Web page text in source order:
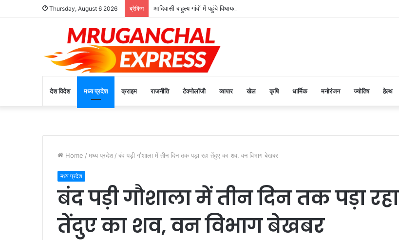
Thursday, August 6 2026 ब्रेकिंग आदिवासी बाहुल्य गांवों में पहुंचे विधायक धीरेन्द्र बहादुर सिंह, सुनी समस्याएं
देश विदेश मध्य प्रदेश क्राइम राजनीति टेक्नोलॉजी व्यापार खेल कृषि धार्मिक मनोरंजन ज्योतिष हेल्थ
Home / मध्य प्रदेश / बंद पड़ी गौशाला में तीन दिन तक पड़ा रहा तेंदुए का शव, वन विभाग बेखबर
मध्य प्रदेश
बंद पड़ी गौशाला में तीन दिन तक पड़ा रहा
तेंदुए का शव, वन विभाग बेखबर